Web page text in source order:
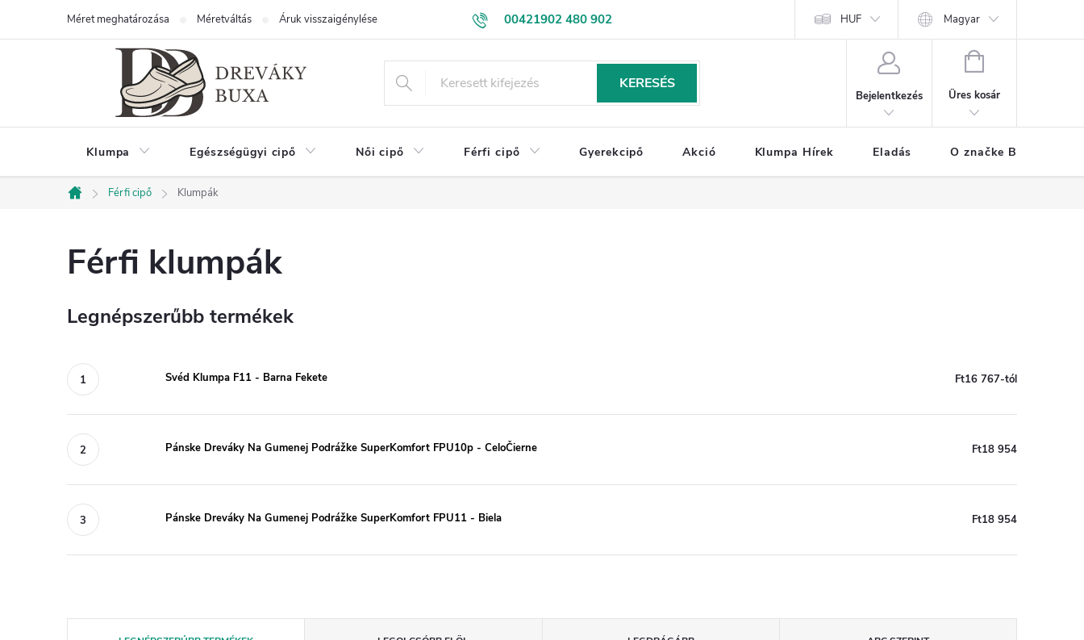
00421902 480 902
eshop@drevakybuxa.sk
Méret meghatározása Méretváltás Áruk visszaigénylése Kapcsolatba lépni NAGYKERESKEDELEM A személyes adatok védelmének feltételei
HUF Magyar
KERESÉS
Bejelentkezés
KOSÁR
Üres kosár
Klumpa Egészségügyi cipő Női cipő Férfi cipő Gyerekcipő Akció Klumpa Hírek Eladás O značke BUXA
Kezdőlap
Férfi cipő Klumpák
Férfi klumpák
Legnépszerűbb termékek
Svéd Klumpa F11 - Barna Fekete Ft16 767-tól
Pánske Dreváky Na Gumenej Podrážke SuperKomfort FPU10p - CeloČierne Ft18 954
Pánske Dreváky Na Gumenej Podrážke SuperKomfort FPU11 - Biela Ft18 954